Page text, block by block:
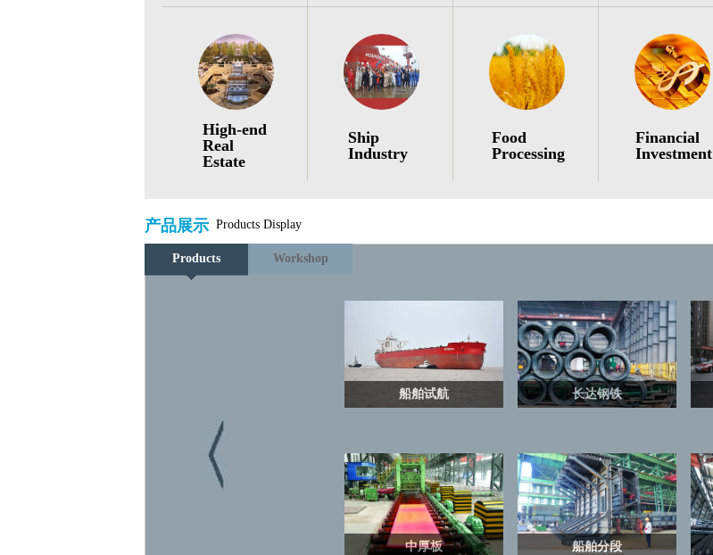
High-end
Real
Estate
Ship
Industry
Food
Processing
Financial
Investment
产品展示 Products Display
Products Workshop
船舶试航 长达钢铁
中厚板 船舶分段